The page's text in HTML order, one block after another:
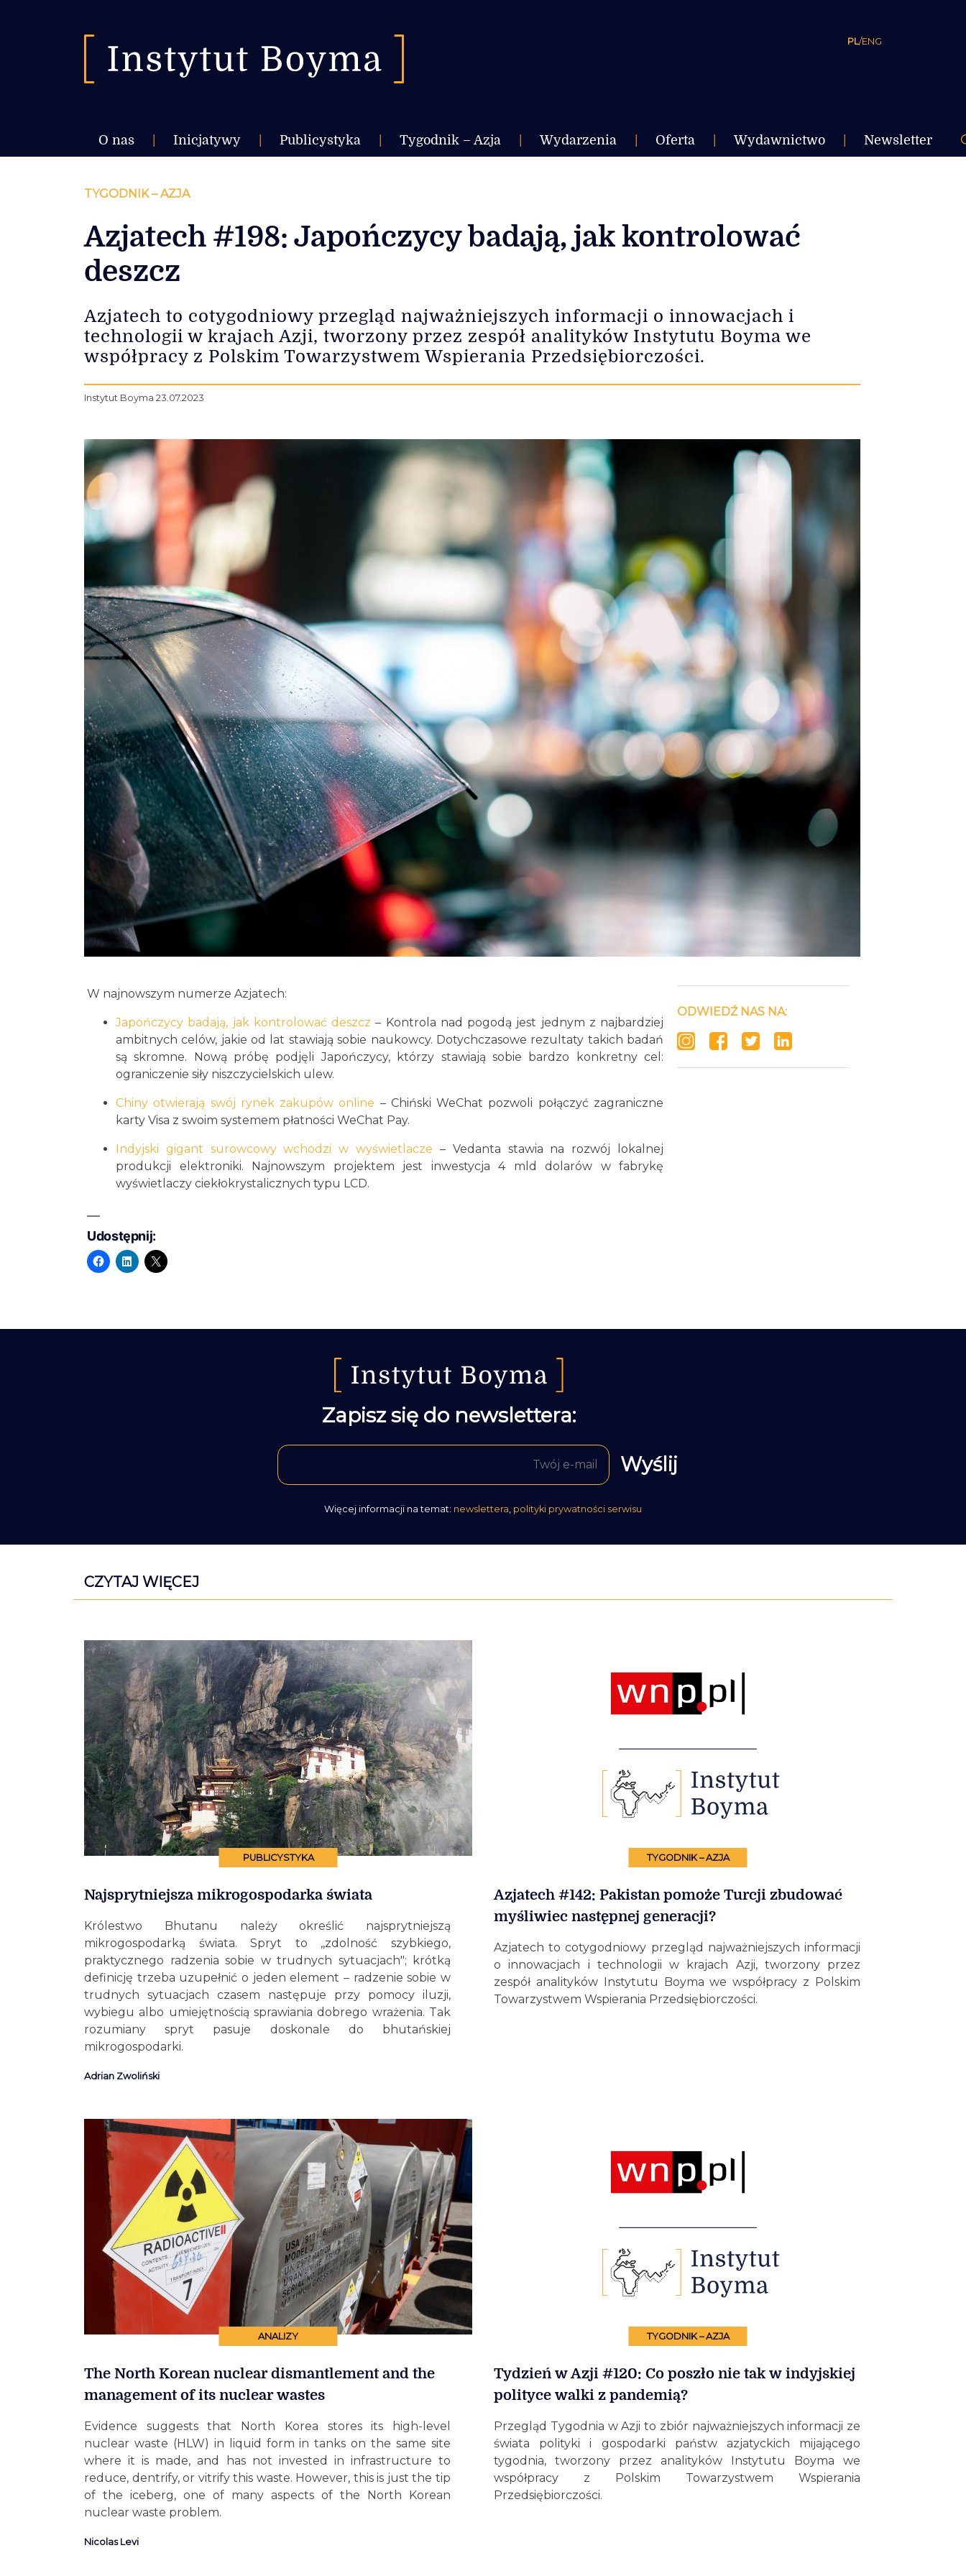
PL/ENG
O nas Inicjatywy Publicystyka Tygodnik – Azja Wydarzenia Oferta Wydawnictwo Newsletter
TYGODNIK – AZJA
Azjatech #198: Japończycy badają, jak kontrolować
deszcz
Azjatech to cotygodniowy przegląd najważniejszych informacji o innowacjach i
technologii w krajach Azji, tworzony przez zespół analityków Instytutu Boyma we
współpracy z Polskim Towarzystwem Wspierania Przedsiębiorczości.
Instytut Boyma 23.07.2023
W najnowszym numerze Azjatech:
Japończycy badają, jak kontrolować deszcz – Kontrola nad pogodą jest jednym z najbardziej
ambitnych celów, jakie od lat stawiają sobie naukowcy. Dotychczasowe rezultaty takich badań
są skromne. Nową próbę podjęli Japończycy, którzy stawiają sobie bardzo konkretny cel:
ograniczenie siły niszczycielskich ulew.
Chiny otwierają swój rynek zakupów online – Chiński WeChat pozwoli połączyć zagraniczne
karty Visa z swoim systemem płatności WeChat Pay.
Indyjski gigant surowcowy wchodzi w wyświetlacze – Vedanta stawia na rozwój lokalnej
produkcji elektroniki. Najnowszym projektem jest inwestycja 4 mld dolarów w fabrykę
wyświetlaczy ciekłokrystalicznych typu LCD.
Udostępnij:
ODWIEDŹ NAS NA:
Zapisz się do newslettera:
Więcej informacji na temat: newslettera, polityki prywatności serwisu
CZYTAJ WIĘCEJ
PUBLICYSTYKA
Najsprytniejsza mikrogospodarka świata
Królestwo Bhutanu należy określić najsprytniejszą
mikrogospodarką świata. Spryt to ,,zdolność szybkiego,
praktycznego radzenia sobie w trudnych sytuacjach"; krótką
definicję trzeba uzupełnić o jeden element – radzenie sobie w
trudnych sytuacjach czasem następuje przy pomocy iluzji,
wybiegu albo umiejętnością sprawiania dobrego wrażenia. Tak
rozumiany spryt pasuje doskonale do bhutańskiej
mikrogospodarki.
Adrian Zwoliński
TYGODNIK – AZJA
Azjatech #142: Pakistan pomoże Turcji zbudować
myśliwiec następnej generacji?
Azjatech to cotygodniowy przegląd najważniejszych informacji
o innowacjach i technologii w krajach Azji, tworzony przez
zespół analityków Instytutu Boyma we współpracy z Polskim
Towarzystwem Wspierania Przedsiębiorczości.
ANALIZY
The North Korean nuclear dismantlement and the
management of its nuclear wastes
Evidence suggests that North Korea stores its high-level
nuclear waste (HLW) in liquid form in tanks on the same site
where it is made, and has not invested in infrastructure to
reduce, dentrify, or vitrify this waste. However, this is just the tip
of the iceberg, one of many aspects of the North Korean
nuclear waste problem.
Nicolas Levi
TYGODNIK – AZJA
Tydzień w Azji #120: Co poszło nie tak w indyjskiej
polityce walki z pandemią?
Przegląd Tygodnia w Azji to zbiór najważniejszych informacji ze
świata polityki i gospodarki państw azjatyckich mijającego
tygodnia, tworzony przez analityków Instytutu Boyma we
współpracy z Polskim Towarzystwem Wspierania
Przedsiębiorczości.